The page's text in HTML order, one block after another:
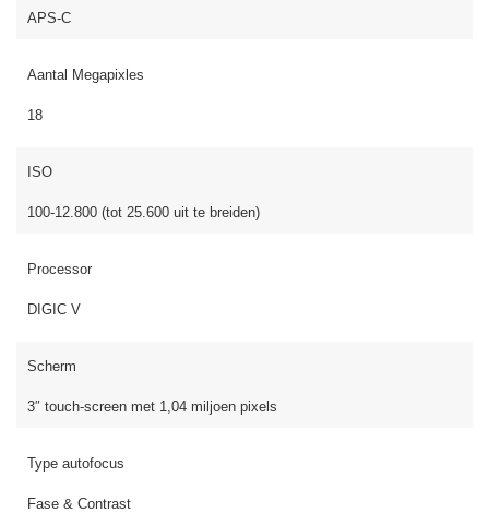
APS-C
Aantal Megapixles
18
ISO
100-12.800 (tot 25.600 uit te breiden)
Processor
DIGIC V
Scherm
3″ touch-screen met 1,04 miljoen pixels
Type autofocus
Fase & Contrast